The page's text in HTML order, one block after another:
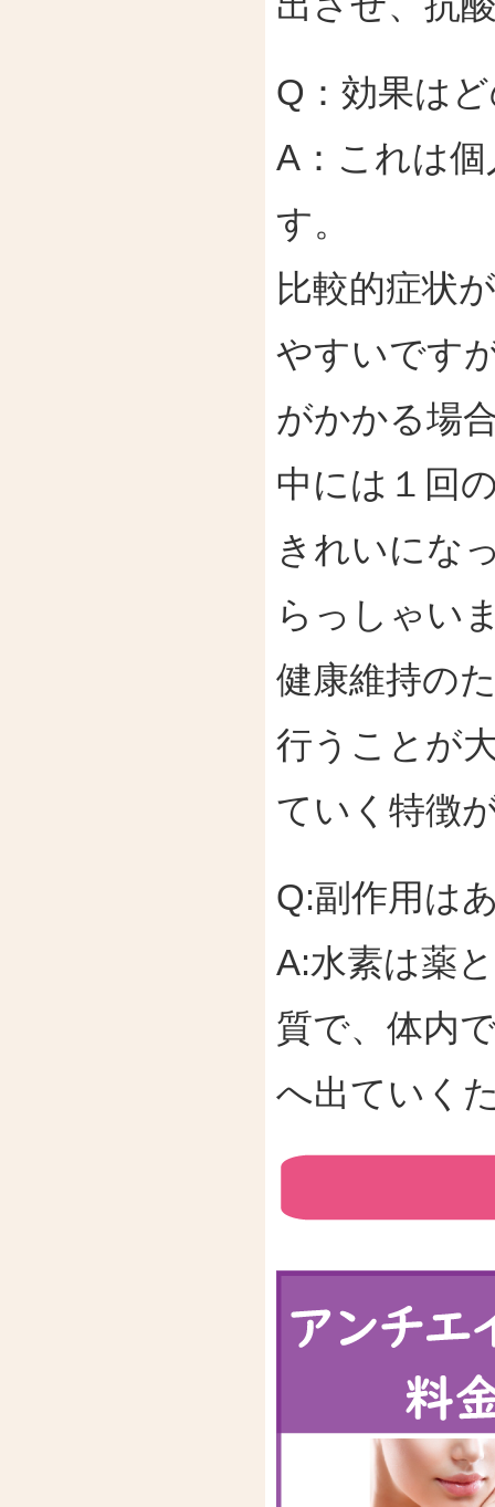
Q：効果は
A：これは
す。
比較的症状
やすいです
がかかる場
中には１回
きれいにな
らっしゃい
健康維持の
行うことが
ていく特徴
Q:副作用は
A:水素は薬
質で、体内
へ出ていく